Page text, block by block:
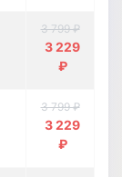
3 799 ₽
3 229
₽
3 799 ₽
3 229
₽